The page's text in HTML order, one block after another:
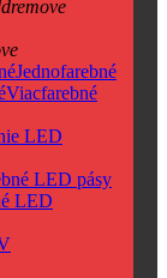
remove
Jednofarebné
Viacfarebné
LED
LED